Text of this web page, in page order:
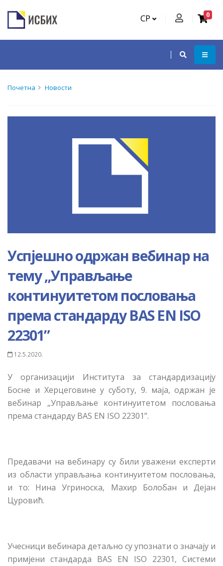
СР 0
Почетна Новости
Успјешно одржан вебинар на
тему „Управљање
континуитетом пословања
према стандарду BAS EN ISO
22301”
12.5.2020.
У организацији Института за стандардизацију
Босне и Херцеговине у суботу, 9. маја, одржан је
вебинар „Управљање континуитетом пословања
према стандарду BAS EN ISO 22301”.
Предавачи на вебинару су били уважени експерти
из области управљања континуитетом пословања,
и то: Нина Угриноска, Махир Болобан и Дејан
Цуровић.
Учесници вебинара детаљно су упознати о значају и
примјени стандарда BAS EN ISO 22301, Системи